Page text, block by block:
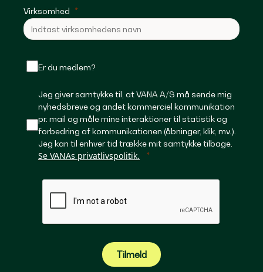
Virksomhed
Er du medlem?
Jeg giver samtykke til, at VANA A/S må sende mig
nyhedsbreve og andet kommerciel kommunikation
pr. mail og måle mine interaktioner til statistik og
forbedring af kommunikationen (åbninger, klik, mv.).
Jeg kan til enhver tid trække mit samtykke tilbage.
Se VANAs privatlivspolitik.
Tilmeld